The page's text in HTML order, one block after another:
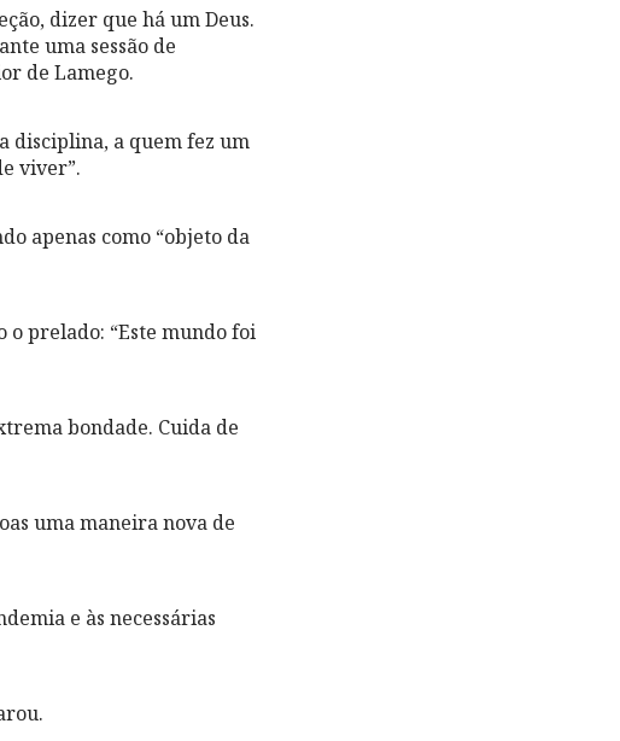
dizer que há um Deus.
uma sessão de
de Lamego.
disciplina, a quem fez um
viver”.
apenas como “objeto da
o prelado: “Este mundo foi
bondade. Cuida de
uma maneira nova de
e às necessárias